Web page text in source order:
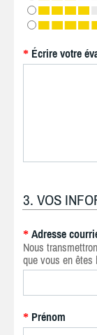
* Écrire votre
3. VOS
* Adresse
Nous
que vous en êtes
* Prénom